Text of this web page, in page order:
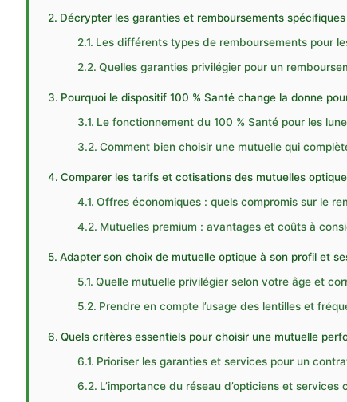
Décrypter les garanties et remboursements
Les différents types de remboursements pour
Quelles garanties privilégier pour un
Pourquoi le dispositif 100 % Santé change la donne
Le fonctionnement du 100 % Santé pour les
Comment bien choisir une mutuelle qui
Comparer les tarifs et cotisations des mutuelles
Offres économiques : quels compromis sur le
Mutuelles premium : avantages et coûts à
Adapter son choix de mutuelle optique à son profil et
Quelle mutuelle privilégier selon votre âge et
Prendre en compte l’usage des lentilles et
Quels critères essentiels pour choisir une mutuelle
Prioriser les garanties et services pour un
L’importance du réseau d’opticiens et services